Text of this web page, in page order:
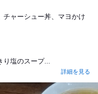
チャーシュー丼、マヨかけ
塩のスープ...
詳細を見る